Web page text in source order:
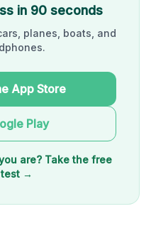
in 90 seconds
planes, boats, and
App Store
Play
are? Take the free
→